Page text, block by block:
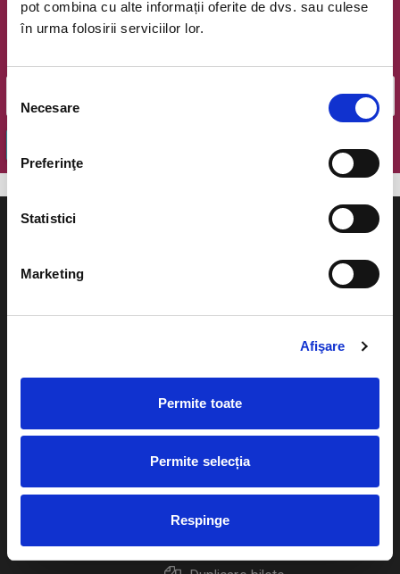
pot combina cu alte informații oferite de dvs. sau culese
în urma folosirii serviciilor lor.
consimțământului
Necesare
Preferinţe
Statistici
Marketing
Afişare
Permite toate
Permite selecția
Respinge
Oferte exclusive si o editie saptamanala cu cele mai noi
evenimente.
Cum comand bilete?
Plata online sau cash
Livrare prin curier
Returnare bilete
Pentru copii
Diverse